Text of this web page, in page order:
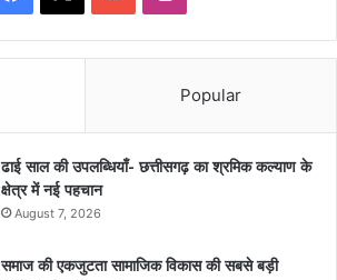
Popular
ढाई साल की उपलब्धियाँ- छत्तीसगढ़ का श्रमिक कल्याण के
क्षेत्र में नई पहचान
August 7, 2026
समाज की एकजुटता सामाजिक विकास की सबसे बड़ी